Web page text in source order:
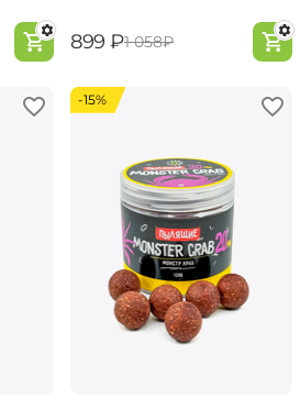
‍899‍ ₽‍1 058‍₽
-15%